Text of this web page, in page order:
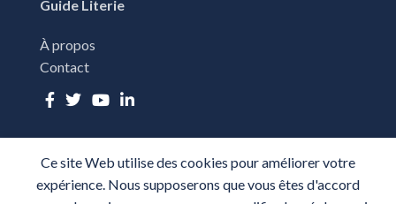
Guide Literie
À propos
Contact
MENTIONS LÉGALES -CGU-POLITIQUE DE CONFIDENTIALITÉ
Ce site Web utilise des cookies pour améliorer votre
expérience. Nous supposerons que vous êtes d'accord